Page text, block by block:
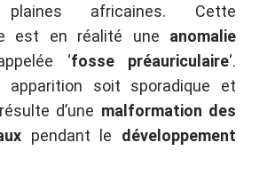
africaines. Cette
est en réalité une anomalie
‘fosse préauriculaire‘.
apparition soit sporadique et
d’une malformation des
pendant le développement